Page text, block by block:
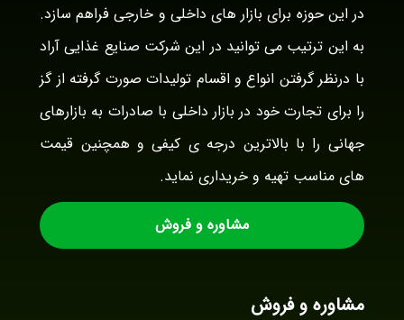
در این حوزه برای بازار های داخلی و خارجی فراهم سازد.
به این ترتیب می توانید در این شرکت صنایع غذایی آراد
با درنظر گرفتن انواع و اقسام تولیدات صورت گرفته از گز
را برای تجارت خود در بازار داخلی با صادرات به بازارهای
جهانی را با بالاترین درجه ی کیفی و همچنین قیمت
های مناسب تهیه و خریداری نماید.
مشاوره و فروش
مشاوره و فروش